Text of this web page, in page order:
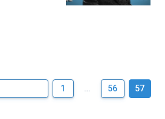
1 … 56 57